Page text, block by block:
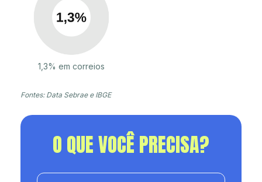
1,3% em correios
Fontes: Data Sebrae e IBGE
O QUE VOCÊ PRECISA?